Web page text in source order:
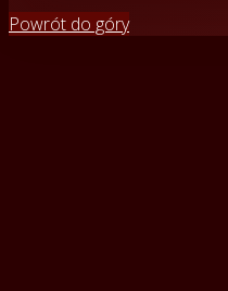
Powrót do góry